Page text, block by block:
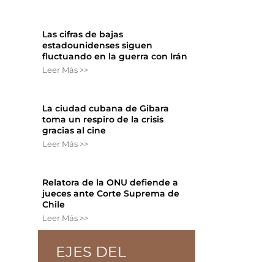
Las cifras de bajas
estadounidenses siguen
fluctuando en la guerra con Irán
Leer Más >>
La ciudad cubana de Gibara
toma un respiro de la crisis
gracias al cine
Leer Más >>
Relatora de la ONU defiende a
jueces ante Corte Suprema de
Chile
Leer Más >>